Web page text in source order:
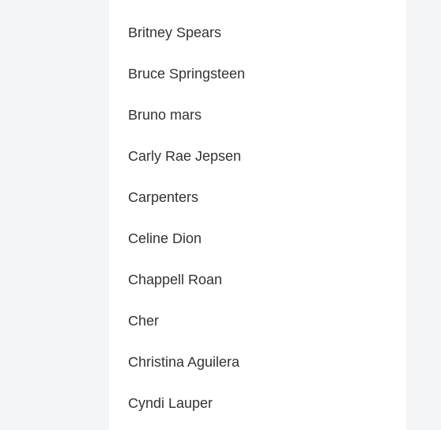
Britney Spears
Bruce Springsteen
Bruno mars
Carly Rae Jepsen
Carpenters
Celine Dion
Chappell Roan
Cher
Christina Aguilera
Cyndi Lauper